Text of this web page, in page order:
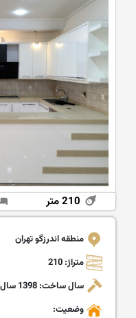
210 متر
منطقه اندرزگو تهران
متراژ: 210
سال ساخت: 1398 سال ساخت
وضعیت: